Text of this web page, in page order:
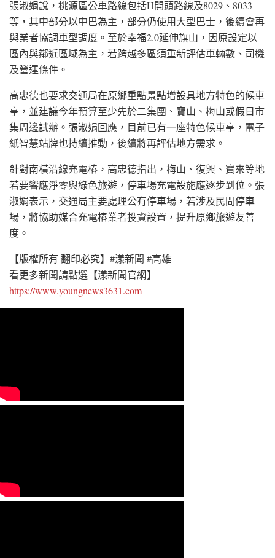
張淑娟說，桃源區公車路線包括H開頭路線及8029、8033
等，其中部分以中巴為主，部分仍使用大型巴士，後續會再
與業者協調車型調度。至於幸福2.0延伸旗山，因原設定以
區內與鄰近區域為主，若跨越多區須重新評估車輛數、司機
及營運條件。
高忠德也要求交通局在原鄉重點景點增設具地方特色的候車
亭，並建議今年預算至少先於二集團、寶山、梅山或假日市
集周邊試辦。張淑娟回應，目前已有一座特色候車亭，電子
紙智慧站牌也持續推動，後續將再評估地方需求。
針對南橫沿線充電樁，高忠德指出，梅山、復興、寶來等地
若要響應淨零與綠色旅遊，停車場充電設施應逐步到位。張
淑娟表示，交通局主要處理公有停車場，若涉及民間停車
場，將協助媒合充電樁業者投資設置，提升原鄉旅遊友善
度。
【版權所有 翻印必究】#漾新聞 #高雄
看更多新聞請點選【漾新聞官網】
https://www.youngnews3631.com